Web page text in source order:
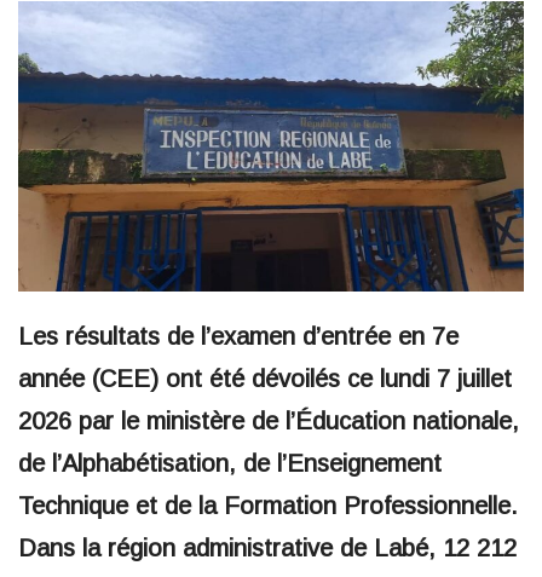
Les résultats de l’examen d’entrée en 7e
année (CEE) ont été dévoilés ce lundi 7 juillet
2026 par le ministère de l’Éducation nationale,
de l’Alphabétisation, de l’Enseignement
Technique et de la Formation Professionnelle.
Dans la région administrative de Labé, 12 212